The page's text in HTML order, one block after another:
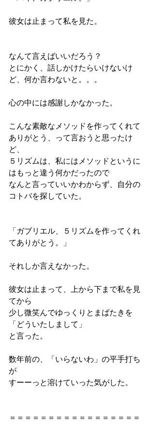
彼女は止まって私を見た。
なんて言えばいいだろう？
とにかく、話しかけたらいけないけ
ど、何か言わないと。。。
心の中には感謝しかなかった。
こんな素敵なメソッドを作ってくれて
ありがとう、って言おうと思ったけ
ど、
５リズムは、私にはメソッドというに
はもっと違う何かだったので
なんと言っていいかわからず、自分の
コトバを探していた。
「ガブリエル、５リズムを作ってくれ
てありがとう。」
それしか言えなかった。
彼女は止まって、上から下まで私を見
てから
少し微笑んでゆっくりとまばたきを
「どういたしまして」
と言った。
数年前の、「いらないわ」の平手打ち
が
すーーっと溶けていった気がした。
＝＝＝＝＝＝＝＝＝＝＝＝＝＝＝＝＝